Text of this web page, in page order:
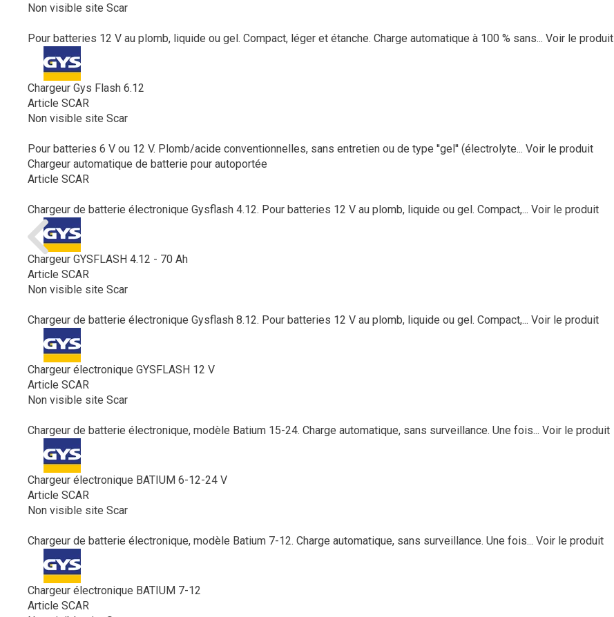
Non visible site Scar
Pour batteries 12 V au plomb, liquide ou gel. Compact, léger et étanche. Charge automatique à 100 % sans... Voir le produit
Chargeur Gys Flash 6.12
Article SCAR
Non visible site Scar
Pour batteries 6 V ou 12 V. Plomb/acide conventionnelles, sans entretien ou de type ''gel'' (électrolyte... Voir le produit
Chargeur automatique de batterie pour autoportée
Article SCAR
Chargeur de batterie électronique Gysflash 4.12. Pour batteries 12 V au plomb, liquide ou gel. Compact,... Voir le produit
Chargeur GYSFLASH 4.12 - 70 Ah
Article SCAR
Non visible site Scar
Chargeur de batterie électronique Gysflash 8.12. Pour batteries 12 V au plomb, liquide ou gel. Compact,... Voir le produit
Chargeur électronique GYSFLASH 12 V
Article SCAR
Non visible site Scar
Chargeur de batterie électronique, modèle Batium 15-24. Charge automatique, sans surveillance. Une fois... Voir le produit
Chargeur électronique BATIUM 6-12-24 V
Article SCAR
Non visible site Scar
Chargeur de batterie électronique, modèle Batium 7-12. Charge automatique, sans surveillance. Une fois... Voir le produit
Chargeur électronique BATIUM 7-12
Article SCAR